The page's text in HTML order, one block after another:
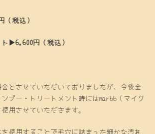
税込）
▶6,600円（税込）
とさせていただいておりましたが、今後全
プー・トリートメント時にはmarbb（マイク
用させていただきます。
使用することで毛穴に詰まった細かな汚れ